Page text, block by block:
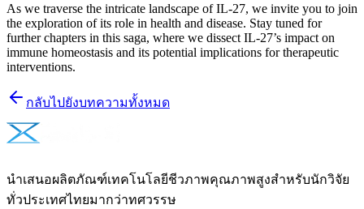
As we traverse the intricate landscape of IL-27, we invite you to join
the exploration of its role in health and disease. Stay tuned for
further chapters in this saga, where we dissect IL-27’s impact on
immune homeostasis and its potential implications for therapeutic
interventions.
กลับไปยังบทความทั้งหมด
นำเสนอผลิตภัณฑ์เทคโนโลยีชีวภาพคุณภาพสูงสำหรับนักวิจัย
ทั่วประเทศไทยมากว่าทศวรรษ